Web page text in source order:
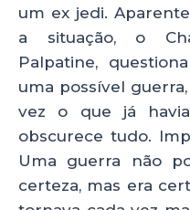
um ex jedi.
a situação, o
Palpatine,
uma possível
vez o que já
obscurece tudo.
Uma guerra não
certeza, mas era